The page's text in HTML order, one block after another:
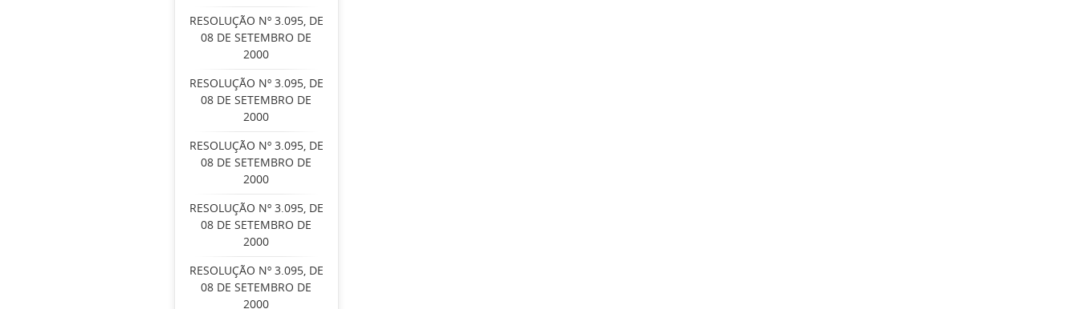
RESOLUÇÃO Nº 3.095, DE
08 DE SETEMBRO DE
2000
RESOLUÇÃO Nº 3.095, DE
08 DE SETEMBRO DE
2000
RESOLUÇÃO Nº 3.095, DE
08 DE SETEMBRO DE
2000
RESOLUÇÃO Nº 3.095, DE
08 DE SETEMBRO DE
2000
RESOLUÇÃO Nº 3.095, DE
08 DE SETEMBRO DE
2000